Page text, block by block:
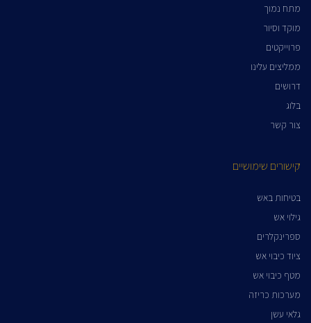
מתח נמוך
מוקד וסיור
פרוייקטים
ממליצים עלינו
דרושים
בלוג
צור קשר
קישורים שימושיים
בטיחות באש
גילוי אש
ספרינקלרים
ציוד כיבוי אש
מטף כיבוי אש
מערכות כריזה
גלאי עשן